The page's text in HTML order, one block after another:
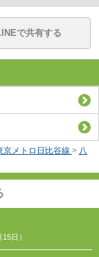
で共有する
京メトロ日比谷線 > 八
日）